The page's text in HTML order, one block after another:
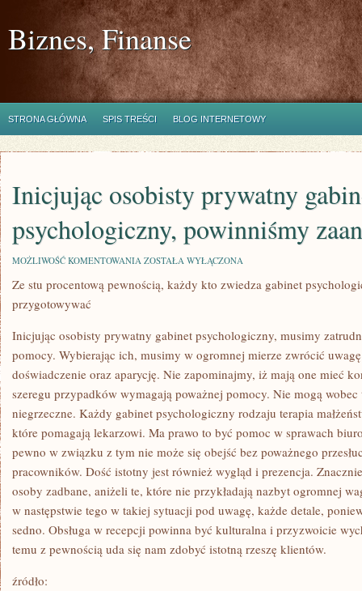
Biznes, Finanse
STRONA GŁÓWNA SPIS TREŚCI BLOG INTERNETOWY
Inicjując osobisty prywatny
psychologiczny, powinniśmy
MOŻLIWOŚĆ KOMENTOWANIA INICJUJĄC
PRYWATNY
GABINET
ZAANGAŻOWAĆ
TAKŻE
ZOSTAŁA WYŁĄCZONA
Ze stu procentową pewnością, każdy kto zwiedza gabinet
przygotowywać
Inicjując osobisty prywatny gabinet psychologiczny, musimy
pomocy. Wybierając ich, musimy w ogromnej mierze zwrócić
doświadczenie oraz aparycję. Nie zapominajmy, iż mają one mieć
szeregu przypadków wymagają poważnej pomocy. Nie mogą
niegrzeczne. Każdy gabinet psychologiczny rodzaju terapia
które pomagają lekarzowi. Ma prawo to być pomoc w sprawach
pewno w związku z tym nie może się obejść bez poważnego
pracowników. Dość istotny jest również wygląd i prezencja.
osoby zadbane, aniżeli te, które nie przykładają nazbyt ogromnej
w następstwie tego w takiej sytuacji pod uwagę, każde detale,
sedno. Obsługa w recepcji powinna być kulturalna i przyzwoicie
temu z pewnością uda się nam zdobyć istotną rzeszę klientów.
źródło: